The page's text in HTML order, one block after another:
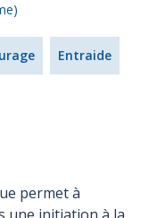
Entraide
permet à